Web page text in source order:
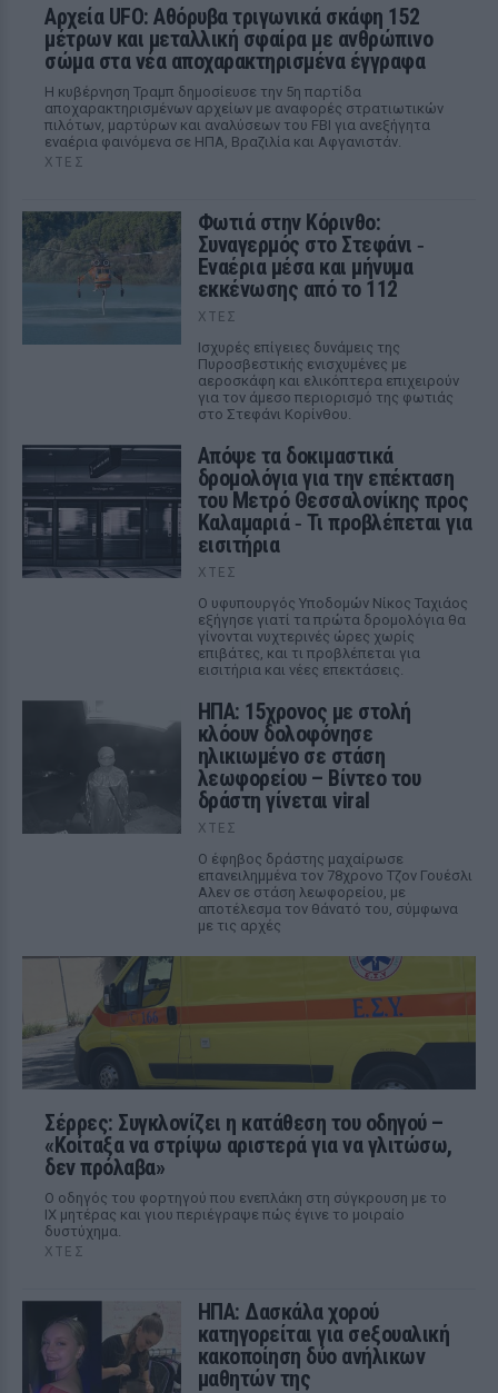
Αρχεία UFO: Αθόρυβα τριγωνικά σκάφη 152
μέτρων και μεταλλική σφαίρα με ανθρώπινο
σώμα στα νέα αποχαρακτηρισμένα έγγραφα
Η κυβέρνηση Τραμπ δημοσίευσε την 5η παρτίδα
αποχαρακτηρισμένων αρχείων με αναφορές στρατιωτικών
πιλότων, μαρτύρων και αναλύσεων του FBI για ανεξήγητα
εναέρια φαινόμενα σε ΗΠΑ, Βραζιλία και Αφγανιστάν.
ΧΤΕΣ
Φωτιά στην Κόρινθο:
Συναγερμός στο Στεφάνι ‑
Εναέρια μέσα και μήνυμα
εκκένωσης από το 112
ΧΤΕΣ
Ισχυρές επίγειες δυνάμεις της
Πυροσβεστικής ενισχυμένες με
αεροσκάφη και ελικόπτερα επιχειρούν
για τον άμεσο περιορισμό της φωτιάς
στο Στεφάνι Κορίνθου.
Απόψε τα δοκιμαστικά
δρομολόγια για την επέκταση
του Μετρό Θεσσαλονίκης προς
Καλαμαριά ‑ Τι προβλέπεται για
εισιτήρια
ΧΤΕΣ
Ο υφυπουργός Υποδομών Νίκος Ταχιάος
εξήγησε γιατί τα πρώτα δρομολόγια θα
γίνονται νυχτερινές ώρες χωρίς
επιβάτες, και τι προβλέπεται για
εισιτήρια και νέες επεκτάσεις.
ΗΠΑ: 15χρονος με στολή
κλόουν δολοφόνησε
ηλικιωμένο σε στάση
λεωφορείου – Βίντεο του
δράστη γίνεται viral
ΧΤΕΣ
Ο έφηβος δράστης μαχαίρωσε
επανειλημμένα τον 78χρονο Τζον Γουέσλι
Αλεν σε στάση λεωφορείου, με
αποτέλεσμα τον θάνατό του, σύμφωνα
με τις αρχές
Σέρρες: Συγκλονίζει η κατάθεση του οδηγού –
«Κοίταξα να στρίψω αριστερά για να γλιτώσω,
δεν πρόλαβα»
Ο οδηγός του φορτηγού που ενεπλάκη στη σύγκρουση με το
ΙΧ μητέρας και γιου περιέγραψε πώς έγινε το μοιραίο
δυστύχημα.
ΧΤΕΣ
ΗΠΑ: Δασκάλα χορού
κατηγορείται για σeξουαλική
κακοποίηση δύο ανήλικων
μαθητών της